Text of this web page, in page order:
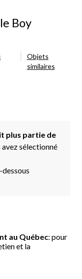
Boy
Objets
similaires
plus partie de
avez sélectionné
au Québec: pour
et la